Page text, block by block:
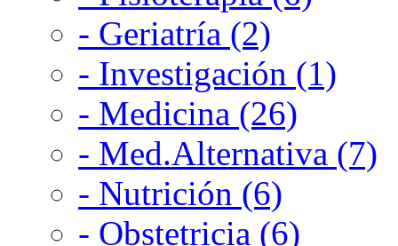
- Geriatría (2)
- Investigación (1)
- Medicina (26)
- Med.Alternativa (7)
- Nutrición (6)
- Obstetricia (6)